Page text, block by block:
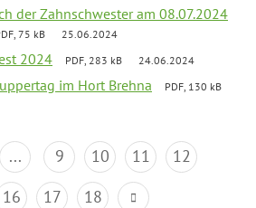
der Zahnschwester am 08.07.2024
75 kB 25.06.2024
2024 PDF, 283 kB 24.06.2024
im Hort Brehna
PDF, 130 kB
... 9 10 11
12
16 17 18